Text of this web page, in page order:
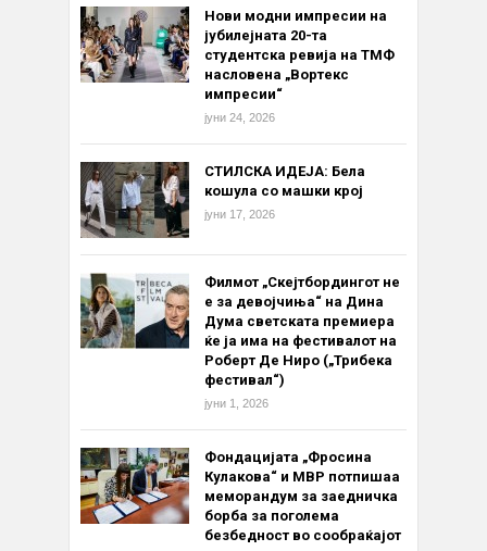
Нови модни импресии на
јубилејната 20-та
студентска ревија на ТМФ
насловена „Вортекс
импресии“
јуни 24, 2026
СТИЛСКА ИДЕЈА: Бела
кошула со машки крој
јуни 17, 2026
Филмот „Скејтбордингот не
е за девојчиња“ на Дина
Дума светската премиера
ќе ја има на фестивалот на
Роберт Де Ниро („Трибека
фестивал“)
јуни 1, 2026
Фондацијата „Фросина
Кулакова“ и МВР потпишаа
меморандум за заедничка
борба за поголема
безбедност во сообраќајот